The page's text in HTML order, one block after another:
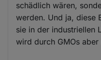
schädlich wären,
werden. Und ja, diese
sie in der industriellen
wird durch GMOs